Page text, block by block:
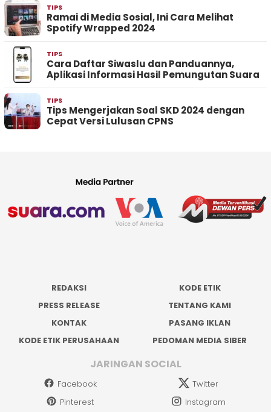
TIPS
Ramai di Media Sosial, Ini Cara Melihat
Spotify Wrapped 2024
TIPS
Cara Daftar Siwaslu dan Panduannya,
Aplikasi Informasi Hasil Pemungutan Suara
TIPS
Tips Mengerjakan Soal SKD 2024 dengan
Cepat Versi Lulusan CPNS
REDAKSI
KODE ETIK
PRESS RELEASE
TENTANG KAMI
KONTAK
PASANG IKLAN
KODE ETIK PERUSAHAAN
PEDOMAN MEDIA SIBER
JARINGAN SOCIAL
Facebook
Twitter
Pinterest
Instagram